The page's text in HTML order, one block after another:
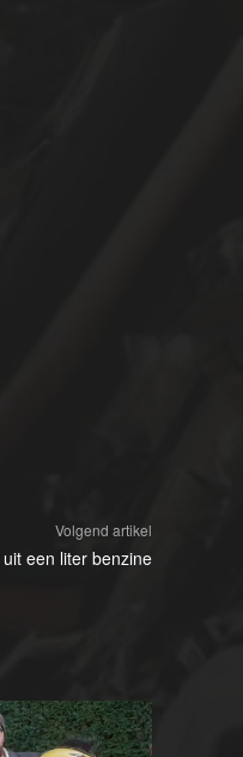
Volgend artikel
een liter benzine